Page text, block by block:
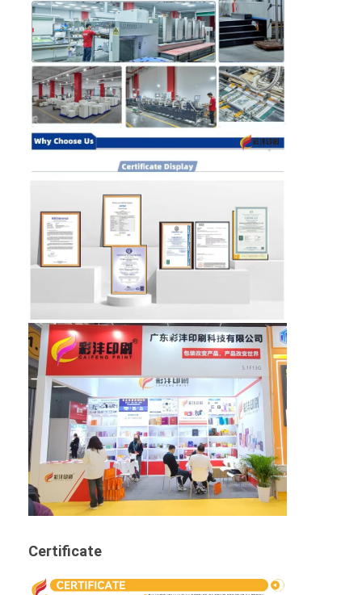
Certificate